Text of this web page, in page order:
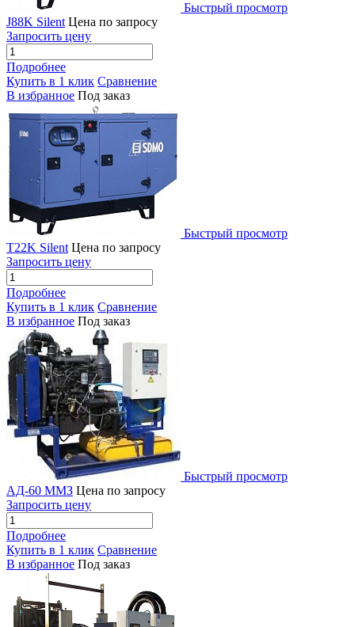
Быстрый просмотр
J88K Silent Цена по запросу
Запросить цену
Подробнее
Купить в 1 клик Сравнение
В избранное Под заказ
Быстрый просмотр
T22K Silent Цена по запросу
Запросить цену
Подробнее
Купить в 1 клик Сравнение
В избранное Под заказ
Быстрый просмотр
АД-60 ММЗ Цена по запросу
Запросить цену
Подробнее
Купить в 1 клик Сравнение
В избранное Под заказ